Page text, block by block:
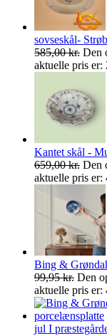
sovseskål-
585,00kr. Den
aktuelle pris er:
Kantet skål -
659,00kr. Den
aktuelle pris er:
Bing &
99,95kr. Den
aktuelle pris er:
jul I